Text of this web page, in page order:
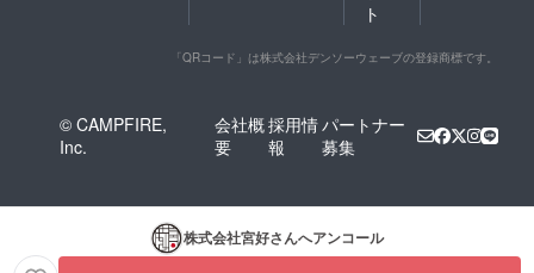
ト
「QRコード」は株式会社デンソーウェーブの登録商標です。
© CAMPFIRE,
Inc.
会社概
要
採用情
報
パートナー
募集
株式会社宮好さんへアンコール